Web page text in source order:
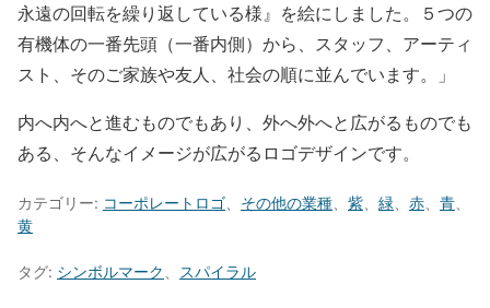
永遠の回転を繰り返している様』を絵にしました。５つの
有機体の一番先頭（一番内側）から、スタッフ、アーティ
スト、そのご家族や友人、社会の順に並んでいます。」
内へ内へと進むものでもあり、外へ外へと広がるものでも
ある、そんなイメージが広がるロゴデザインです。
カテゴリー: コーポレートロゴ その他の業種 紫 緑 赤 青
黄
タグ: シンボルマーク スパイラル